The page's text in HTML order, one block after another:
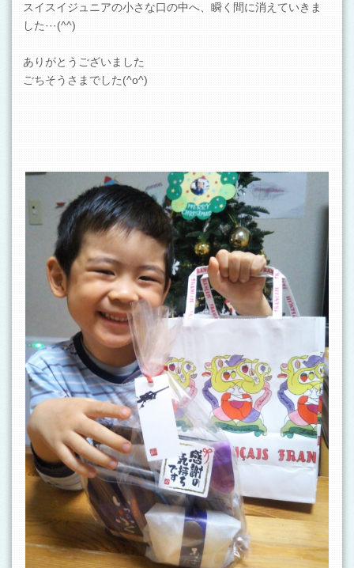
スイスイジュニアの小さな口の中へ、瞬く間に消えていきま
した···(^^)
ありがとうございました
ごちそうさまでした(^o^)